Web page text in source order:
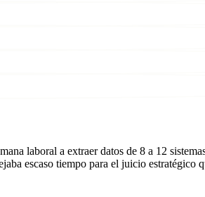
laboral a extraer datos de 8 a 12
escaso tiempo para el juicio estratégico